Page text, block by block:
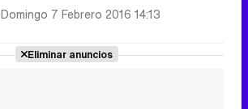
Domingo 7 Febrero 2016 14:13
Eliminar anuncios